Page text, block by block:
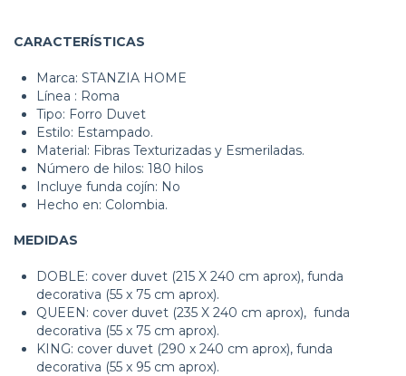
CARACTERÍSTICAS
Marca: STANZIA HOME
Línea : Roma
Tipo: Forro Duvet
Estilo: Estampado.
Material: Fibras Texturizadas y Esmeriladas.
Número de hilos: 180 hilos
Incluye funda cojín: No
Hecho en: Colombia.
MEDIDAS
DOBLE: cover duvet (215 X 240 cm aprox), funda
decorativa (55 x 75 cm aprox).
QUEEN: cover duvet (235 X 240 cm aprox), funda
decorativa (55 x 75 cm aprox).
KING: cover duvet (290 x 240 cm aprox), funda
decorativa (55 x 95 cm aprox).